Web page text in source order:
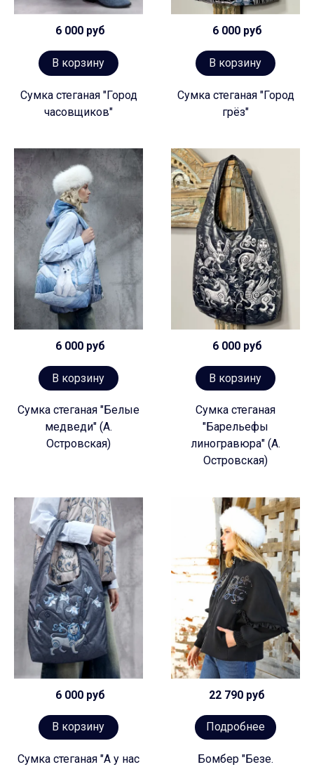
6 000 руб
В корзину
Сумка стеганая "Город
часовщиков"
6 000 руб
В корзину
Сумка стеганая "Город
грёз"
6 000 руб
В корзину
Сумка стеганая "Белые
медведи" (А.
Островская)
6 000 руб
В корзину
Сумка стеганая
"Барельефы
линогравюра" (А.
Островская)
6 000 руб
В корзину
Сумка стеганая "А у нас
22 790 руб
Подробнее
Бомбер "Безе.